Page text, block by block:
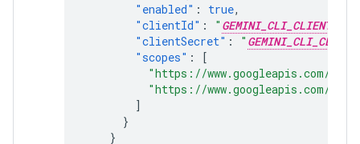
"enabled" : true,
"clientId" : " GEMINI_CLI_CLIENT_ID
"clientSecret" : "
"scopes" :
[
"https://www.googleapis.com/
"https://www.googleapis.com/
]
}
}